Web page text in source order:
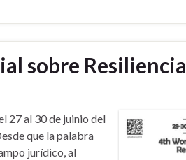
sobre Resiliencia
27 al 30 de juinio del
que la palabra
jurídico, al